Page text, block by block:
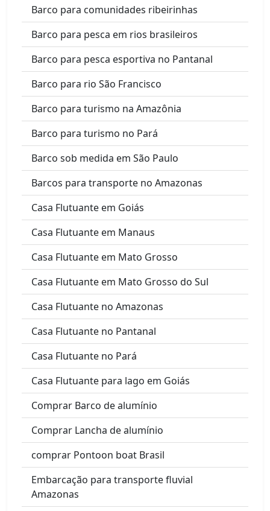
Barco para comunidades ribeirinhas
Barco para pesca em rios brasileiros
Barco para pesca esportiva no Pantanal
Barco para rio São Francisco
Barco para turismo na Amazônia
Barco para turismo no Pará
Barco sob medida em São Paulo
Barcos para transporte no Amazonas
Casa Flutuante em Goiás
Casa Flutuante em Manaus
Casa Flutuante em Mato Grosso
Casa Flutuante em Mato Grosso do Sul
Casa Flutuante no Amazonas
Casa Flutuante no Pantanal
Casa Flutuante no Pará
Casa Flutuante para lago em Goiás
Comprar Barco de alumínio
Comprar Lancha de alumínio
comprar Pontoon boat Brasil
Embarcação para transporte fluvial
Amazonas